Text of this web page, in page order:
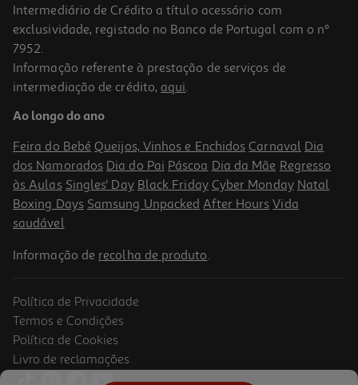
Vinho Tinto Adega Dos Terceiros Alentejo 0.75l
5.32 €/Lt
3,99 €
Intermediário de Crédito a título acessório com
exclusividade, registado no Banco de Portugal com o nº
7952.
Informação referente à prestação de serviços de
intermediação de crédito, aqui.
Ao longo do ano
Feira do Bebé Queijos, Vinhos e Enchidos Carnaval Dia
dos Namorados Dia do Pai Páscoa Dia da Mãe Regresso
às Aulas Singles' Day Black Friday Cyber Monday Natal
Boxing Days Samsung Unpacked After Hours Vida
saudável
Informação de recolha de produto.
Política de Privacidade
Termos e Condições
Política de Cookies
Livro de reclamações